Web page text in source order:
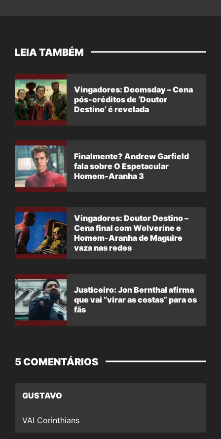
LEIA TAMBÉM
Vingadores: Doomsday – Cena
pós-créditos de ‘Doutor
Destino’ é revelada
Finalmente? Andrew Garfield
fala sobre O Espetacular
Homem-Aranha 3
Vingadores: Doutor Destino –
Cena final com Wolverine e
Homem-Aranha de Maguire
vaza nas redes
Justiceiro: Jon Bernthal afirma
que vai “virar as costas” para os
fãs
5 COMENTÁRIOS
GUSTAVO
VAI Corinthians